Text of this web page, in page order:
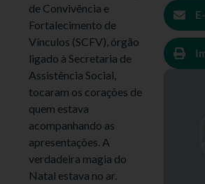
de Convivência e
Fortalecimento de
Vínculos (SCFV), órgão
ligado à Secretaria de
Assistência Social,
tocaram os corações de
quem estava
acompanhando as
apresentações. A
verdadeira magia do
Natal estava no ar.